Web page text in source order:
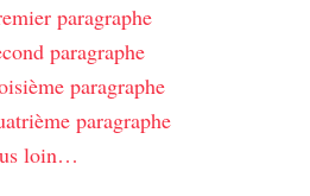
paragraphe
paragraphe
paragraphe
paragraphe
loin…